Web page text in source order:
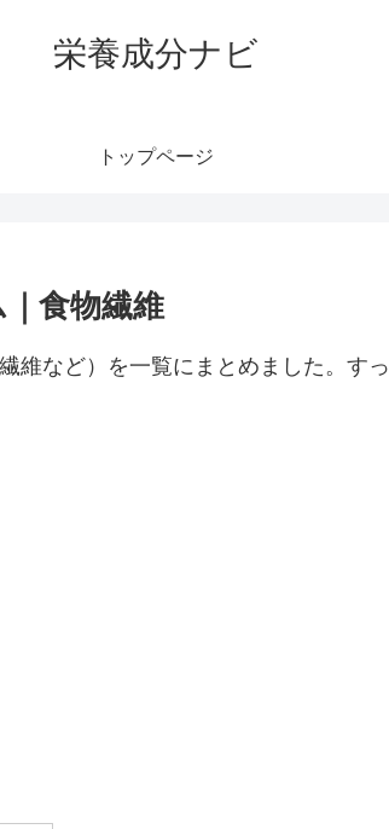
栄養成分ナビ
トップページ
食物繊維
維など）を一覧にまとめました。すっ